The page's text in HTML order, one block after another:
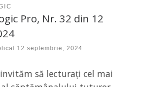
Pro, Nr. 32 din 12
12 septembrie, 2024
să lecturați cel mai